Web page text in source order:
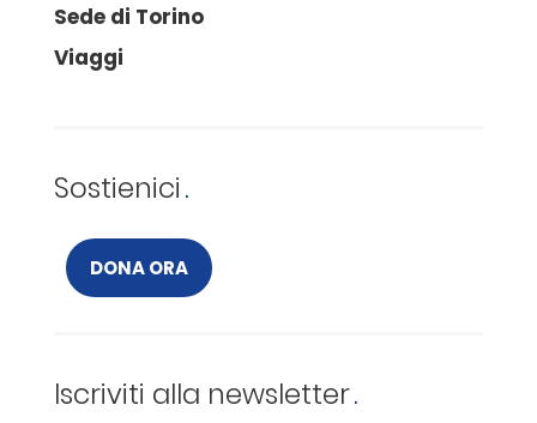
Sede di Torino
Viaggi
Sostienici
DONA ORA
Iscriviti alla newsletter